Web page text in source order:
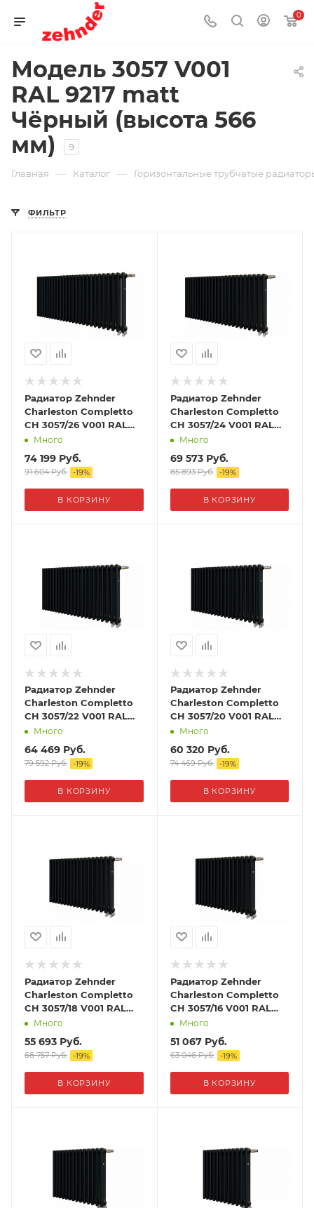
0
Модель 3057 V001
RAL 9217 matt
Чёрный (высота 566
мм)
9
Главная — Каталог — Горизонтальные трубчатые
ФИЛЬТР
Радиатор Zehnder
Charleston Completto
CH 3057/26 V001 RAL
9217 matt Чёрный
Много
74 199 Руб.
91 604Руб. -19%
В КОРЗИНУ
Радиатор Zehnder
Charleston Completto
CH 3057/24 V001 RAL
9217 matt Чёрный
Много
69 573Руб.
85 893Руб. -19%
В КОРЗИНУ
Радиатор Zehnder
Charleston Completto
CH 3057/22 V001 RAL
9217 matt цвет Черный
Много
64 469 Руб.
79 592Руб. -19%
В КОРЗИНУ
Радиатор Zehnder
Charleston Completto
CH 3057/20 V001 RAL
9217 matt цвет Черный
Много
60 320 Руб.
74 469Руб. -19%
В КОРЗИНУ
Радиатор Zehnder
Charleston Completto
CH 3057/18 V001 RAL
9217 matt цвет Черный
Много
55 693 Руб.
68 757Руб. -19%
В КОРЗИНУ
Радиатор Zehnder
Charleston Completto
CH 3057/16 V001 RAL
9217 matt цвет Черный
Много
51 067Руб.
63 046Руб. -19%
В КОРЗИНУ